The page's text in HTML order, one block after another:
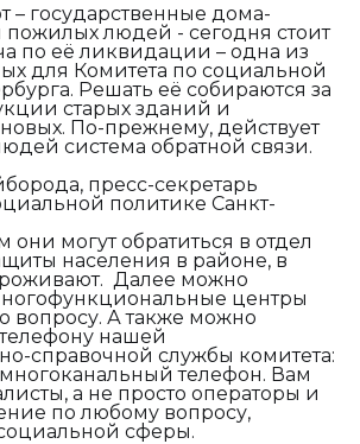
– государственные дома-
пожилых людей - сегодня стоит
по её ликвидации – одна из
для Комитета по социальной
Решать её собираются за
старых зданий и
новых. По-прежнему, действует
система обратной связи.
пресс-секретарь
политике Санкт-
могут обратиться в отдел
населения в районе, в
Далее можно
центры
вопросу. А также можно
нашей
справочной службы комитета:
многоканальный телефон. Вам
а не просто операторы и
по любому вопросу,
сферы.